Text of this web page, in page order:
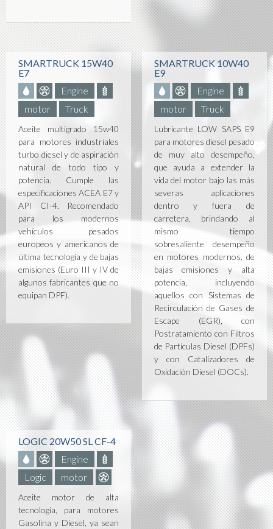
SMARTRUCK 15W40
E7
Engine
motor
Truck
Aceite multigrado 15w40
para motores industriales
turbo diesel y de aspiración
natural de todo tipo y
potencia. Cumple las
especificaciones ACEA E7 y
API CI-4. Recomendado
para los modernos
vehículos pesados
europeos y americanos de
última tecnología y de bajas
emisiones (Euro III y IV de
algunos fabricantes que no
equipan DPF).
SMARTRUCK 10W40
E9
Engine
motor
Truck
Lubricante LOW SAPS E9
para motores diesel pesado
de muy alto desempeño,
que ayuda a extender la
vida del motor bajo las más
severas aplicaciones
dentro y fuera de
carretera, brindando al
mismo tiempo
sobresaliente desempeño
en motores modernos, de
bajas emisiones y alta
potencia, incluyendo
aquellos con Sistemas de
Recirculación de Gases de
Escape (EGR), con
Postratamiento con Filtros
de Partículas Diesel (DPFs)
y con Catalizadores de
Oxidación Diesel (DOCs).
LOGIC 20W50 SL CF-4
Engine
Logic
motor
Aceite motor de alta
tecnología, para motores
Gasolina y Diesel, ya sean